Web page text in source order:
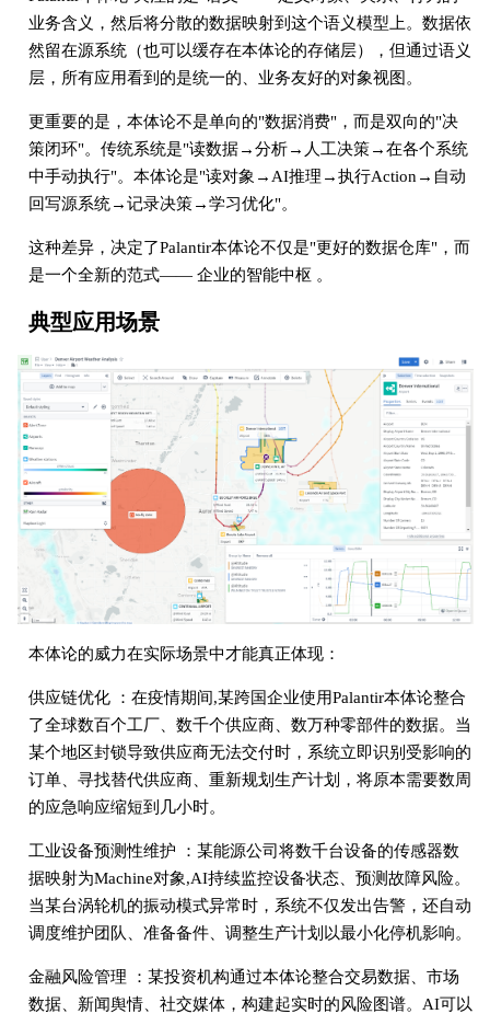
业务含义，然后将分散的数据映射到这个语义模型上。数据依
然留在源系统（也可以缓存在本体论的存储层），但通过语义
层，所有应用看到的是统一的、业务友好的对象视图。
更重要的是，本体论不是单向的"数据消费"，而是双向的"决
策闭环"。传统系统是"读数据→分析→人工决策→在各个系统
中手动执行"。本体论是"读对象→AI推理→执行Action→自动
回写源系统→记录决策→学习优化"。
这种差异，决定了Palantir本体论不仅是"更好的数据仓库"，而
是一个全新的范式—— 企业的智能中枢 。
典型应用场景
本体论的威力在实际场景中才能真正体现：
供应链优化 ：在疫情期间,某跨国企业使用Palantir本体论整合
了全球数百个工厂、数千个供应商、数万种零部件的数据。当
某个地区封锁导致供应商无法交付时，系统立即识别受影响的
订单、寻找替代供应商、重新规划生产计划，将原本需要数周
的应急响应缩短到几小时。
工业设备预测性维护 ：某能源公司将数千台设备的传感器数
据映射为Machine对象,AI持续监控设备状态、预测故障风险。
当某台涡轮机的振动模式异常时，系统不仅发出告警，还自动
调度维护团队、准备备件、调整生产计划以最小化停机影响。
金融风险管理 ：某投资机构通过本体论整合交易数据、市场
数据、新闻舆情、社交媒体，构建起实时的风险图谱。AI可以